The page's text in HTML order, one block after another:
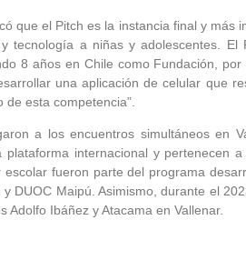
que el Pitch es la instancia final y más
tecnología a niñas y adolescentes. El
8 años en Chile como Fundación,
una aplicación de celular que
esta competencia”.
a los encuentros simultáneos en
internacional y pertenecen
fueron parte del programa
DUOC Maipú. Asimismo, durante el
Ibáñez y Atacama en Vallenar.